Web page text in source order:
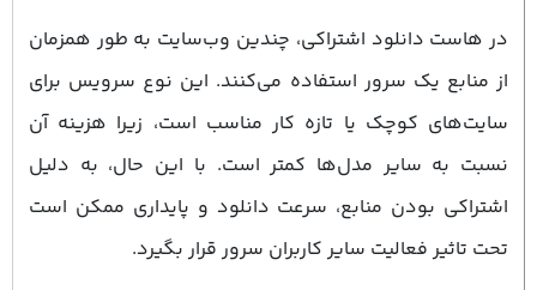
در هاست دانلود اشتراکی، چندین وب‌سایت به طور همزمان
از منابع یک سرور استفاده می‌کنند. این نوع سرویس برای
سایت‌های کوچک یا تازه‌ کار مناسب است، زیرا هزینه آن
نسبت به سایر مدل‌ها کمتر است. با این حال، به دلیل
اشتراکی بودن منابع، سرعت دانلود و پایداری ممکن است
تحت تاثیر فعالیت سایر کاربران سرور قرار بگیرد.